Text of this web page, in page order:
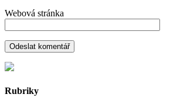
Webová stránka
Rubriky